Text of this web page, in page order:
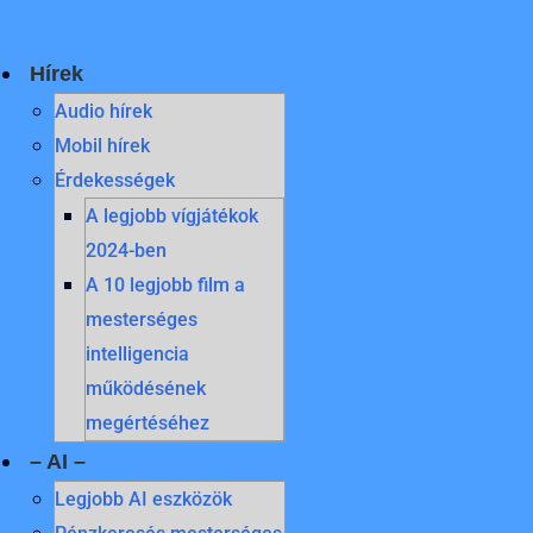
content
Hírek
Audio hírek
Mobil hírek
Érdekességek
A legjobb vígjátékok
2024-ben
A 10 legjobb film a
mesterséges
intelligencia
működésének
megértéséhez
– AI –
Legjobb AI eszközök